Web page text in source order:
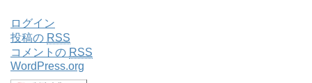
ログイン
投稿の RSS
コメントの RSS
WordPress.org